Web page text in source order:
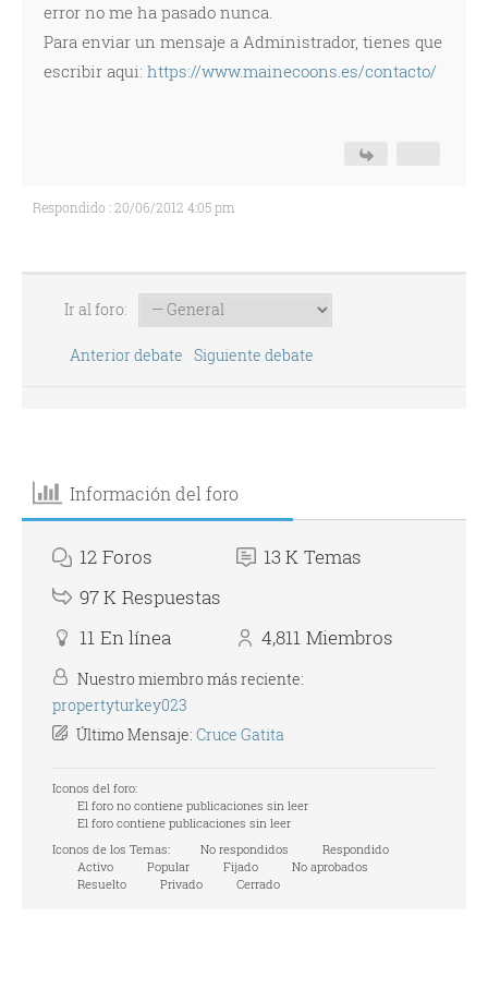
error no me ha pasado nunca.
Para enviar un mensaje a Administrador, tienes que
escribir aqui: https://www.mainecoons.es/contacto/
Respondido : 20/06/2012 4:05 pm
Ir al foro:
Anterior debate Siguiente debate
Información del foro
12 Foros 13 K Temas
97 K Respuestas
11 En línea 4,811 Miembros
Nuestro miembro más reciente:
propertyturkey023
Último Mensaje: Cruce Gatita
Iconos del foro:
El foro no contiene publicaciones sin leer
El foro contiene publicaciones sin leer
Iconos de los Temas:
No respondidos
Respondido
Activo
Popular Fijado
No aprobados
Resuelto
Privado Cerrado